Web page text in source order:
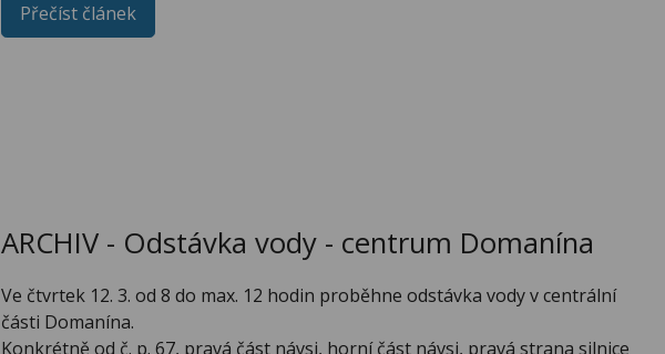
Přečíst článek
ARCHIV - Odstávka vody - centrum Domanína
Ve čtvrtek 12. 3. od 8 do max. 12 hodin proběhne odstávka vody v centrální
části Domanína.
Konkrétně od č. p. 67, pravá část návsi, horní část návsi, pravá strana silnice